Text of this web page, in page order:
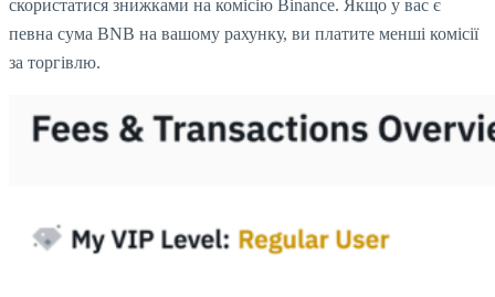
скористатися знижками на комісію Binance. Якщо у вас є
певна сума BNB на вашому рахунку, ви платите менші комісії
за торгівлю.